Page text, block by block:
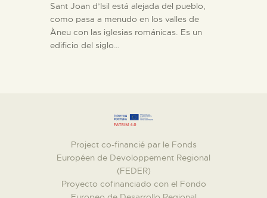
Sant Joan d’Isil está alejada del pueblo,
como pasa a menudo en los valles de
Àneu con las iglesias románicas. Es un
edificio del siglo…
Project co-financié par le Fonds
Européen de Devoloppement Regional
(FEDER)
Proyecto cofinanciado con el Fondo